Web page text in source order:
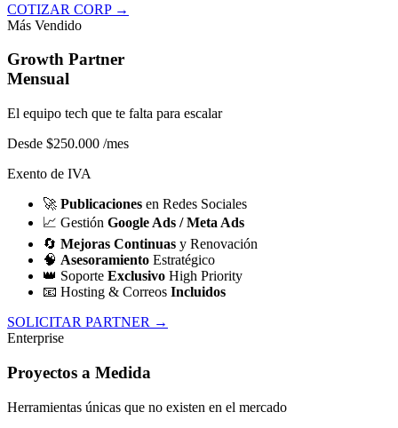
COTIZAR CORP →
Más Vendido
Growth Partner
Mensual
El equipo tech que te falta para escalar
Desde $250.000 /mes
Exento de IVA
🚀 Publicaciones en Redes Sociales
📈 Gestión Google Ads / Meta Ads
🔄 Mejoras Continuas y Renovación
🧠 Asesoramiento Estratégico
👑 Soporte Exclusivo High Priority
📧 Hosting & Correos Incluidos
SOLICITAR PARTNER →
Enterprise
Proyectos a Medida
Herramientas únicas que no existen en el mercado